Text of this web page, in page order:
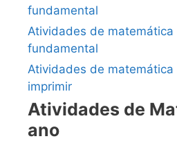
fundamental
Atividades de matemática
fundamental
Atividades de matemática
imprimir
Atividades de
ano